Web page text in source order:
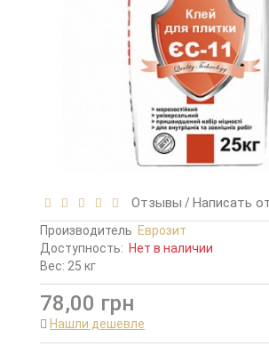
Отзывы /Написать
Производитель Еврозит
Доступность: Нет в наличии
Вес: 25 кг
78,00 грн
Нашли дешевле